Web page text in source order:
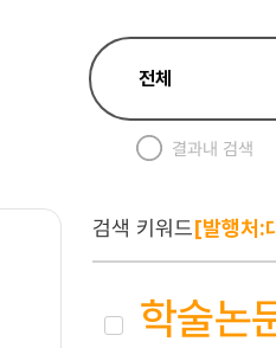
결과내 검색
검색 키워드[발행처:
학술논